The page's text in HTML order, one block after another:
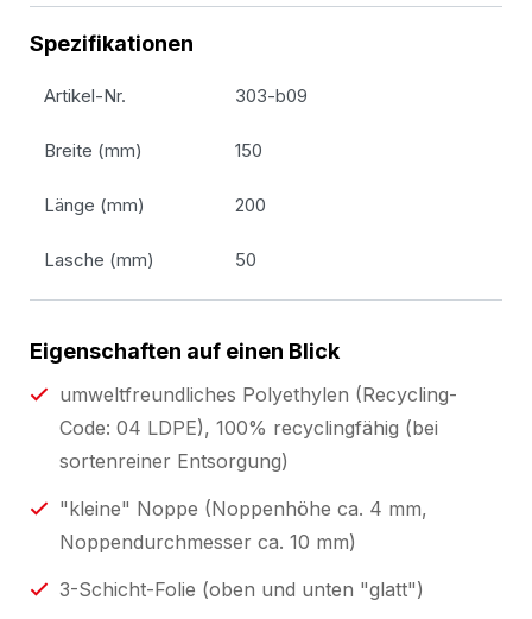
Spezifikationen
Artikel-Nr. 303-b09
Breite (mm) 150
Länge (mm) 200
Lasche (mm) 50
Eigenschaften auf einen Blick
umweltfreundliches Polyethylen (Recycling-
Code: 04 LDPE), 100% recyclingfähig (bei
sortenreiner Entsorgung)
"kleine" Noppe (Noppenhöhe ca. 4 mm,
Noppendurchmesser ca. 10 mm)
3-Schicht-Folie (oben und unten "glatt")